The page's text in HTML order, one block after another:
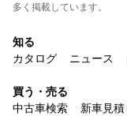
多く掲載しています。
知る
カタログ
ニュース
買う・売る
中古車検索
新車見積